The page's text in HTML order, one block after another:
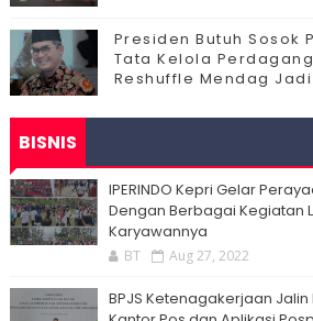
Presiden Butuh Sosok
Tata Kelola
Reshuffle Mendag
BISNIS
IPERINDO Kepri Gelar
Dengan Berbagai Kegiatan
Karyawannya
BT Aug 27, 2022
BPJS Ketenagakerjaan